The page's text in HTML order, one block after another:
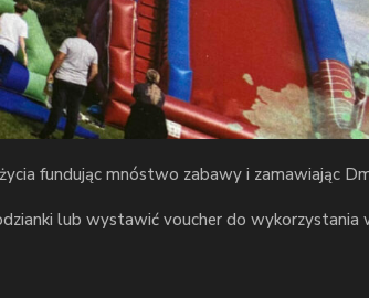
fundując mnóstwo zabawy i zamawiając
lub wystawić voucher do wykorzystania